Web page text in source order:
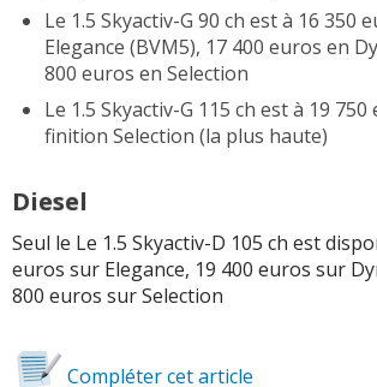
Le 1.5 Skyactiv-G 90 ch est à 16 350
Elegance (BVM5), 17 400 euros en
800 euros en Selection
Le 1.5 Skyactiv-G 115 ch est à 19
finition Selection (la plus haute)
Diesel
Seul le Le 1.5 Skyactiv-D 105 ch est
euros sur Elegance, 19 400 euros sur
800 euros sur Selection
Compléter cet article